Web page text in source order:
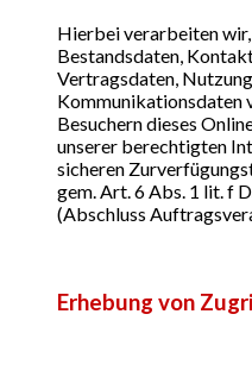
Hierbei verarbeiten
Bestandsdaten,
Vertragsdaten,
Kommunikationsdaten
Besuchern dieses
unserer berechtigten
sicheren
gem. Art. 6 Abs. 1 lit. f
(Abschluss
Erhebung von